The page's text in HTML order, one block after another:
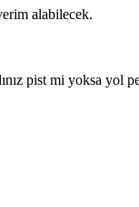
alabilecek.
pist mi yoksa yol